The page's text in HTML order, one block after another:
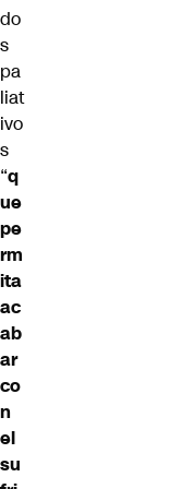
do
s
pa
liat
ivo
s
“q
ue
pe
rm
ita
ac
ab
ar
co
n
el
su